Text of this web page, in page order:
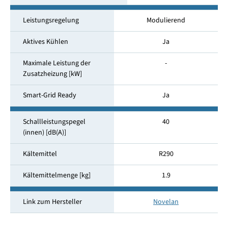
Leistungsregelung Modulierend
Aktives Kühlen Ja
Maximale Leistung der
Zusatzheizung [kW]
-
Smart-Grid Ready Ja
Schallleistungspegel
(innen) [dB(A)]
40
Kältemittel R290
Kältemittelmenge [kg] 1.9
Link zum Hersteller Novelan